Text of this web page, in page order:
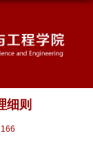
细则